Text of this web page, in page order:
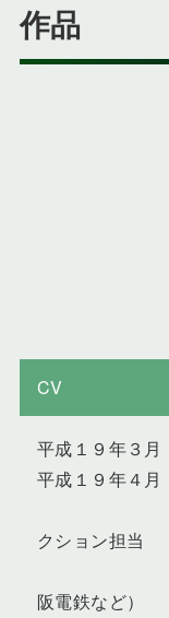
作品
CV
平成１９年３
平成１９年４
デザイン
クション担当
（主な作
阪電鉄など）